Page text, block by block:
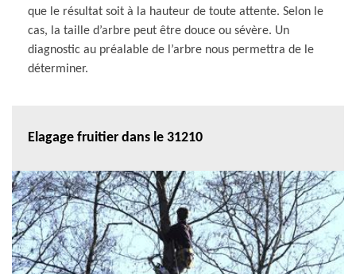
que le résultat soit à la hauteur de toute attente. Selon le
cas, la taille d’arbre peut être douce ou sévère. Un
diagnostic au préalable de l’arbre nous permettra de le
déterminer.
Elagage fruitier dans le 31210